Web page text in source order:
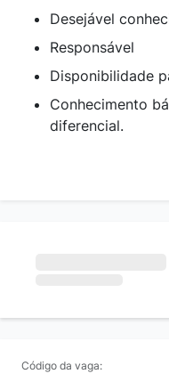
Desejável
Responsável
Disponibilidade
Conhecimento
diferencial.
Código da vaga: